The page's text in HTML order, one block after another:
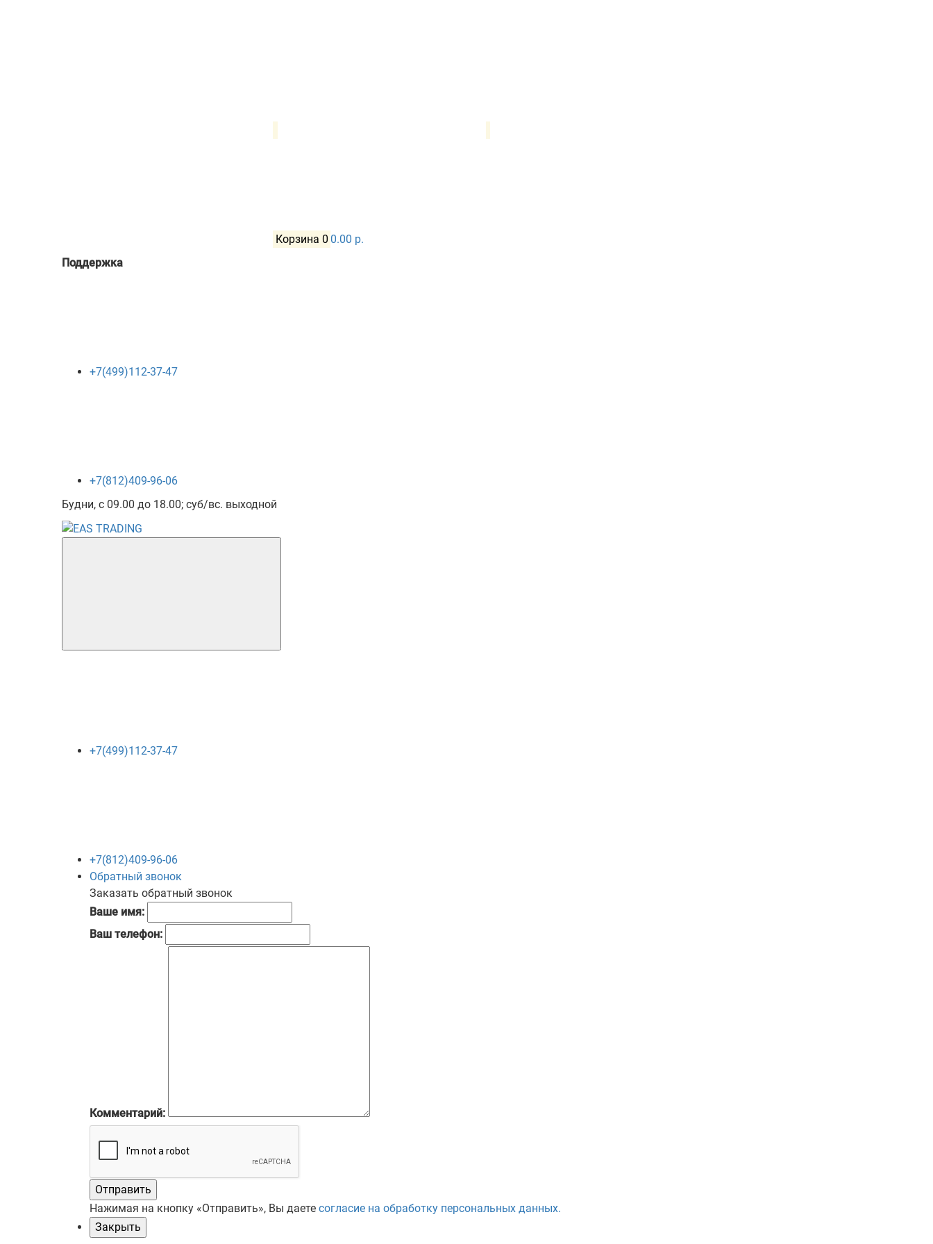
Корзина 0 0.00 р.
Поддержка
+7(499)112-37-47
+7(812)409-96-06
Будни, с 09.00 до 18.00; суб/вс. выходной
+7(499)112-37-47
+7(812)409-96-06
Обратный звонок
Заказать обратный звонок
Ваше имя:
Ваш телефон:
Комментарий:
Отправить
Нажимая на кнопку «Отправить», Вы даетесогласие на обработку персональных данных.
Закрыть